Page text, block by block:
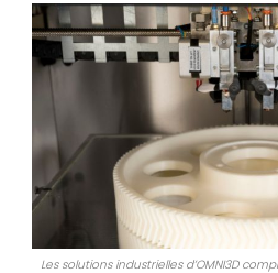
Les solutions industrielles d’OMNI3D